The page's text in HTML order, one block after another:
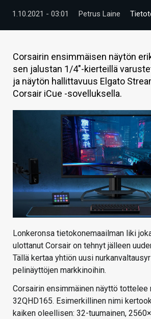
VIDEOT
TECHBBS
TIETOA
HINTA.FI
KAUPPA
HAKU
1.10.2021 - 03:01 Petrus Laine
Corsairin ensimmäisen näytön
sen jalustan 1/4"-kierteillä
ja näytön hallittavuus Elgato
Corsair iCue -sovelluksella.
Lonkeronsa tietokonemaailman liki
ulottanut Corsair on tehnyt jälleen
Tällä kertaa yhtiön uusi
pelinäyttöjen markkinoihin.
Corsairin ensimmäinen näyttö tottelee
32QHD165. Esimerkillinen nimi
kaiken oleellisen: 32-tuumainen,